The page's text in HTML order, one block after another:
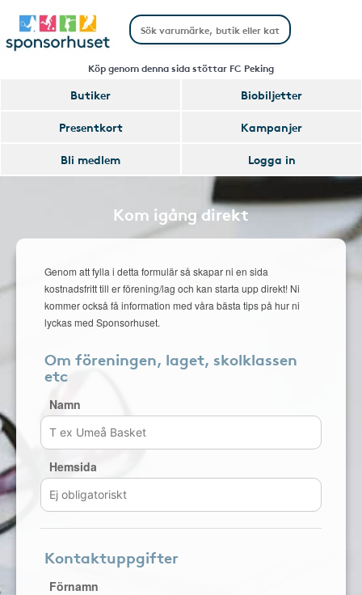
Köp genom denna sida stöttar FC Peking
Butiker
Biobiljetter
Presentkort
Kampanjer
Bli medlem
Logga in
Kom igång direkt
Genom att fylla i detta formulär så skapar ni en sida
kostnadsfritt till er förening/lag och kan starta upp direkt! Ni
kommer också få information med våra bästa tips på hur ni
lyckas med Sponsorhuset.
Om föreningen, laget, skolklassen
etc
Namn
Hemsida
Kontaktuppgifter
Förnamn